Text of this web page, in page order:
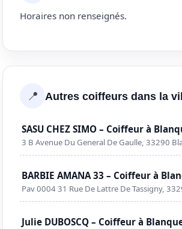
Horaires non renseignés.
📍 Autres coiffeurs dans la
SASU CHEZ SIMO – Coiffeur à
3 B Avenue Du General De Gaulle, 33290
BARBIE AMANA 33 – Coiffeur à
Pav 0004 31 Rue De Lattre De Tassigny,
Julie DUBOSCQ – Coiffeur à